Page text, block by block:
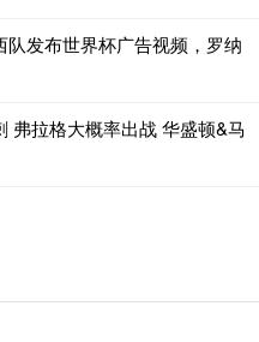
发布世界杯广告视频，罗纳
弗拉格大概率出战 华盛顿&马